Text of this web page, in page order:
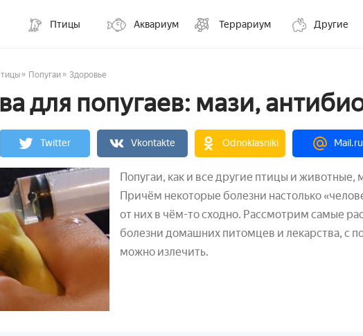
Птицы Аквариум Террариум Другие
» Попугаи » Здоровье
для попугаев: мази,
Twitter Vkontakte Odnoklasniki Mail.ru
Попугаи, как и все другие птицы и животные,
Причём некоторые болезни настолько
от них в чём-то сходно. Рассмотрим самые
болезни домашних питомцев и лекарства, с
можно излечить.